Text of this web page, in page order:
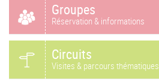
Groupes
Réservation & informations
Circuits
Visites & parcours thématiques